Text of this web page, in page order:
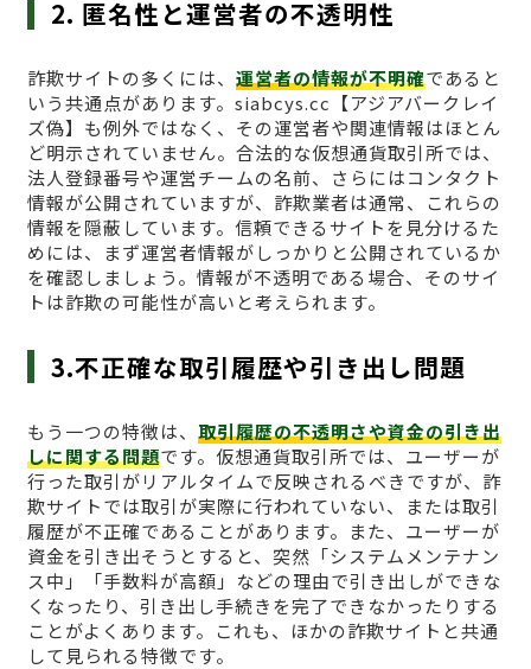
2. 匿名性と運営者の不透明性
詐欺サイトの多くには、 運営者の情報が不明確であると
いう共通点があります。siabcys.cc【アジアバークレイ
ズ偽】も例外ではなく、その運営者や関連情報はほとん
ど明示されていません。合法的な仮想通貨取引所では、
法人登録番号や運営チームの名前、さらにはコンタクト
情報が公開されていますが、詐欺業者は通常、これらの
情報を隠蔽しています。信頼できるサイトを見分けるた
めには、まず運営者情報がしっかりと公開されているか
を確認しましょう。情報が不透明である場合、そのサイ
トは詐欺の可能性が高いと考えられます。
3.不正確な取引履歴や引き出し問題
もう一つの特徴は、 取引履歴の不透明さや資金の引き出
しに関する問題です。仮想通貨取引所では、ユーザーが
行った取引がリアルタイムで反映されるべきですが、詐
欺サイトでは取引が実際に行われていない、または取引
履歴が不正確であることがあります。また、ユーザーが
資金を引き出そうとすると、突然「システムメンテナン
ス中」「手数料が高額」などの理由で引き出しができな
くなったり、引き出し手続きを完了できなかったりする
ことがよくあります。これも、ほかの詐欺サイトと共通
して見られる特徴です。